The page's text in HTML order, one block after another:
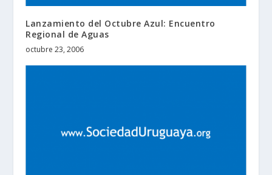
Lanzamiento del Octubre Azul: Encuentro
Regional de Aguas
octubre 23, 2006